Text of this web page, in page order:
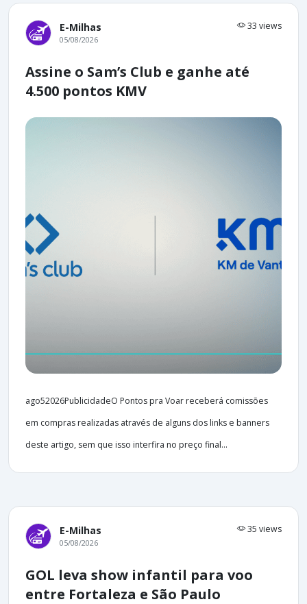
E-Milhas 33 views
05/08/2026
Assine o Sam’s Club e ganhe até
4.500 pontos KMV
ago52026PublicidadeO Pontos pra Voar receberá comissões
em compras realizadas através de alguns dos links e banners
deste artigo, sem que isso interfira no preço final...
E-Milhas 35 views
05/08/2026
GOL leva show infantil para voo
entre Fortaleza e São Paulo